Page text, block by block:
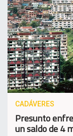
CADÁVERES
Presunto
un saldo de 4